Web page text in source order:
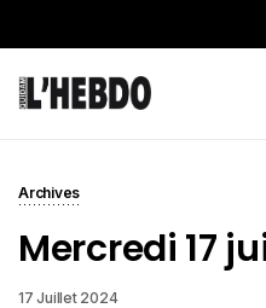
Archives
Mercredi 17
17 Juillet 2024